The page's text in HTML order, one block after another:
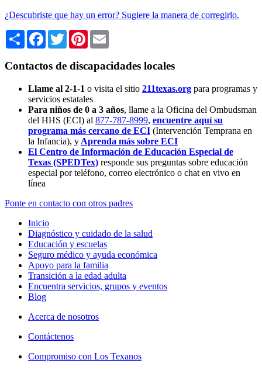
¿Descubriste que hay un error? Sugiere la manera de corregirlo.
Share Facebook
TwitterPinterest
Contactos de discapacidades locales
Llame al 2-1-1 o visita el sitio 211texas.org para programas y
servicios estatales
Para niños de 0 a 3 años, llame a la Oficina del Ombudsman
del HHS (ECI) al 877-787-8999, encuentre aquí su
programa más cercano de ECI (Intervención Temprana en
la Infancia), y Aprenda más sobre ECI
El Centro de Información de Educación Especial de
Texas (SPEDTex) responde sus preguntas sobre educación
especial por teléfono, correo electrónico o chat en vivo en
línea
Ponte en contacto con otros padres
Inicio
Diagnóstico y cuidado de la salud
Educación y escuelas
Seguro médico y ayuda económica
Apoyo para la familia
Transición a la edad adulta
Encuentra servicios, grupos y eventos
Blog
Acerca de nosotros
Contáctenos
Compromiso con Los Texanos